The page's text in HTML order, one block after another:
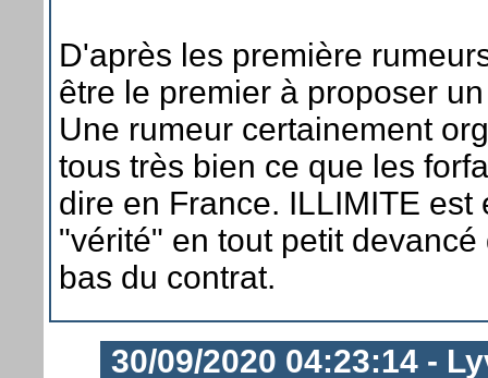
D'après les première
être le premier à proposer
Une rumeur certainement
tous très bien ce que les
dire en France. ILLIMITE est
"vérité" en tout petit
bas du contrat.
30/09/2020 04:23:14 -